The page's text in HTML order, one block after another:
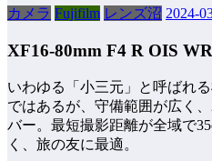
カメラ Fujifilm レンズ沼 2024-
XF16-80mm F4 R OIS WR
いわゆる「小三元」と呼ばれ
ではあるが、守備範囲が広く
バー。最短撮影距離が全域で
く、旅の友に最適。